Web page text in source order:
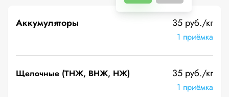
Аккумуляторы 35 руб./кг
1 приёмка
Щелочные (ТНЖ, ВНЖ, НЖ) 35 руб./кг
1 приёмка